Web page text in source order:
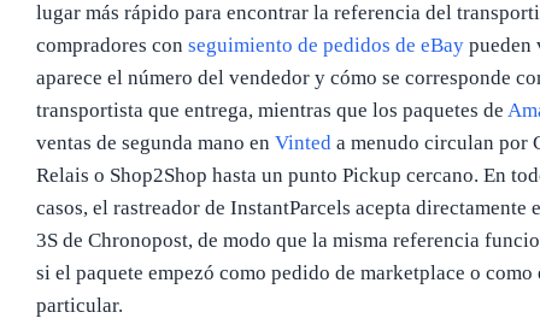
lugar más rápido para encontrar la referencia del
compradores con seguimiento de pedidos de eBaypueden
aparece el número del vendedor y cómo se corresponde
transportista que entrega, mientras que los paquetes de
ventas de segunda mano en Vinteda menudo circulan por
Relais o Shop2Shop hasta un punto Pickup cercano. En
casos, el rastreador de InstantParcels acepta directamente
3S de Chronopost, de modo que la misma referencia
si el paquete empezó como pedido de marketplace o como
particular.